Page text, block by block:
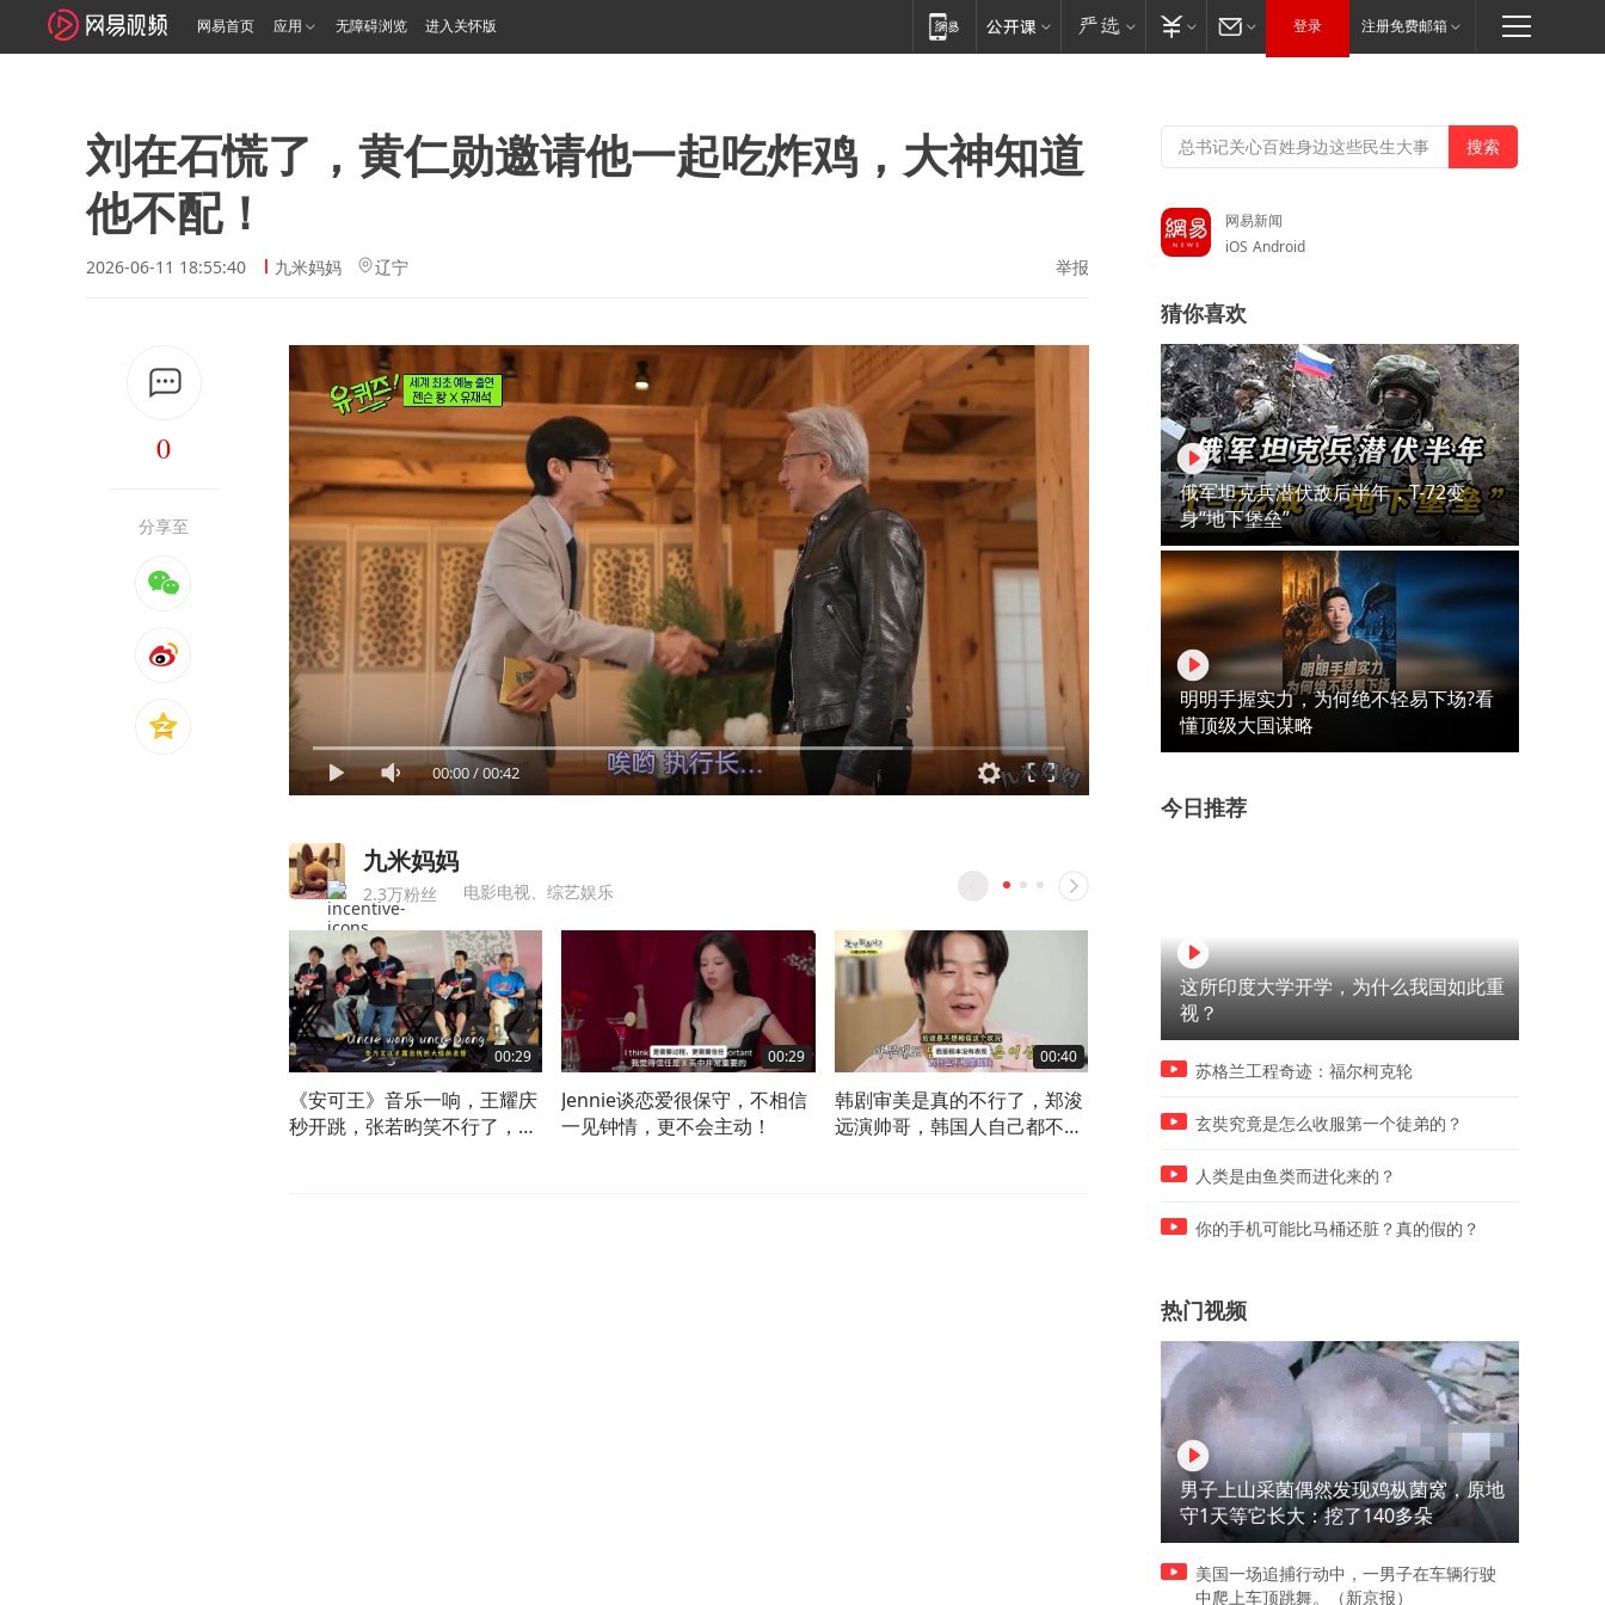
网易首页 应用 无障碍浏览 进入关怀版 登录 注册免费邮箱
刘在石慌了，黄仁勋邀请他一起吃炸鸡，大神知道
他不配！
2026-06-11 18:55:40 九米妈妈 辽宁 举报
0
分享至
00:00/00:42
九米妈妈
2.3万粉丝 电影电视、综艺娱乐
00:29
《安可王》音乐一响，王耀庆
秒开跳，张若昀笑不行了，李
00:29
Jennie谈恋爱很保守，不相信
一见钟情，更不会主动！
00:40
韩剧审美是真的不行了，郑浚
远演帅哥，韩国人自己都不乐
子，郑浚远出演节目，紧张到
腾、蒋奇明主演的《欢迎来
网易新闻
iOS Android
猜你喜欢
俄军坦克兵潜伏敌后半年，T-72变
身“地下堡垒”
明明手握实力，为何绝不轻易下场?看
懂顶级大国谋略
今日推荐
这所印度大学开学，为什么我国如此重
视？
苏格兰工程奇迹：福尔柯克轮
玄奘究竟是怎么收服第一个徒弟的？
人类是由鱼类而进化来的？
你的手机可能比马桶还脏？真的假的？
热门视频
男子上山采菌偶然发现鸡枞菌窝，原地
守1天等它长大：挖了140多朵
美国一场追捕行动中，一男子在车辆行驶
中爬上车顶跳舞。（新京报）